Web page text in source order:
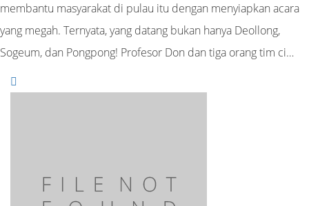
membantu masyarakat di pulau itu dengan menyiapkan acara
yang megah. Ternyata, yang datang bukan hanya Deollong,
Sogeum, dan Pongpong! Profesor Don dan tiga orang tim ci…